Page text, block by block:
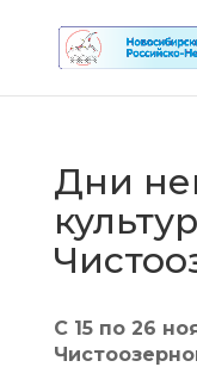
Дни
С 15 по 26